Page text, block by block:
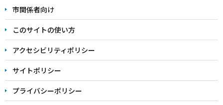
こ
ま
で
市関係者向け
このサイトの使い方
アクセシビリティポリシー
サイトポリシー
プライバシーポリシー